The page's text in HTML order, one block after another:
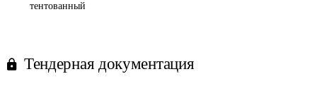
тентованный
Тендерная документация